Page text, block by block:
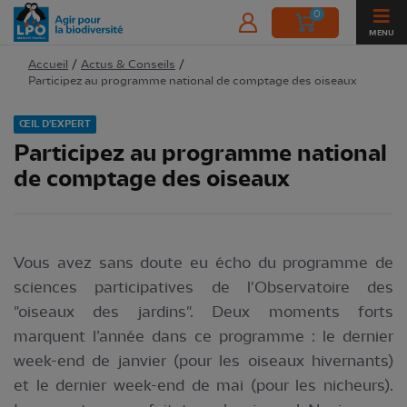
0
MENU
Accueil / Actus & Conseils /
Participez au programme national de comptage des oiseaux
ŒIL D'EXPERT
Participez au programme national
de comptage des oiseaux
Vous avez sans doute eu écho du programme de
sciences participatives de l'Observatoire des
"oiseaux des jardins". Deux moments forts
marquent l’année dans ce programme : le dernier
week-end de janvier (pour les oiseaux hivernants)
et le dernier week-end de mai (pour les nicheurs).